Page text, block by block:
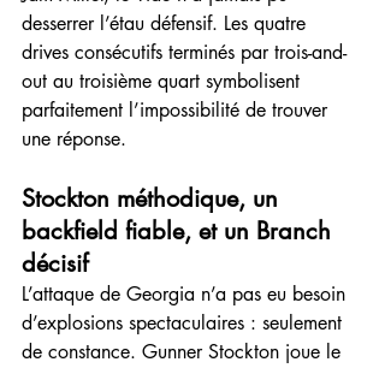
desserrer l’étau défensif. Les quatre
drives consécutifs terminés par trois-and-
out au troisième quart symbolisent
parfaitement l’impossibilité de trouver
une réponse.
Stockton méthodique, un
backfield fiable, et un Branch
décisif
L’attaque de Georgia n’a pas eu besoin
d’explosions spectaculaires : seulement
de constance. Gunner Stockton joue le